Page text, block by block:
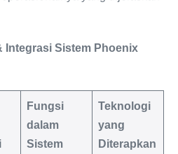
Integrasi Sistem Phoenix
Fungsi
dalam
Sistem
Teknologi
yang
Diterapkan